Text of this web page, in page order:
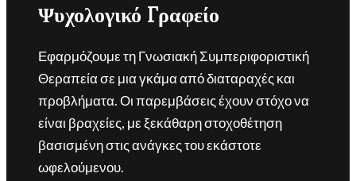
Ψυχολογικό Γραφείο
Εφαρμόζουμε τη Γνωσιακή Συμπεριφοριστική
Θεραπεία σε μια γκάμα από διαταραχές και
προβλήματα. Οι παρεμβάσεις έχουν στόχο να
είναι βραχείες, με ξεκάθαρη στοχοθέτηση
βασισμένη στις ανάγκες του εκάστοτε
ωφελούμενου.